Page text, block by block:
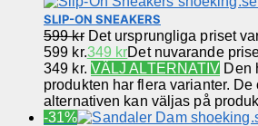
SLIP-ON SNEAKERS
599kr Det ursprungliga priset
599 kr.349 krDet nuvarande
349 kr. VÄLJ ALTERNATIV Den
produkten har flera varianter. De
alternativen kan väljas på
-31%